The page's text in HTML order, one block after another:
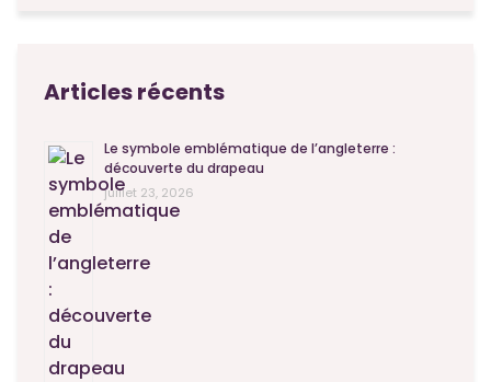
Articles récents
Le symbole emblématique de l’angleterre :
découverte du drapeau
juillet 23, 2026